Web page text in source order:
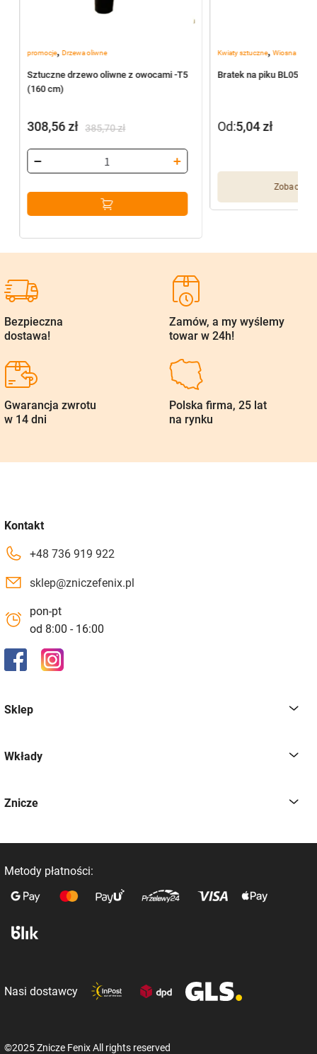
promocje, Drzewa oliwne
Sztuczne drzewo oliwne z owocami -T5
(160 cm)
385,70zł
cena
wynosiła:
385,70 zł.
308,56zł
cena
wynosi:
308,56 zł.
Kwiaty sztuczne,Wiosna
Bratek na piku BL055/
Zobacz
Od:5,04zł
Bezpieczna
dostawa!
Zamów, a my wyślemy
towar w 24h!
Gwarancja zwrotu
w 14 dni
Polska firma, 25 lat
na rynku
Kontakt
+48 736 919 922
sklep@zniczefenix.pl
pon-pt
od 8:00 - 16:00
Sklep
Wkłady
Znicze
Metody płatności:
Nasi dostawcy
©2025 Znicze Fenix All rights reserved